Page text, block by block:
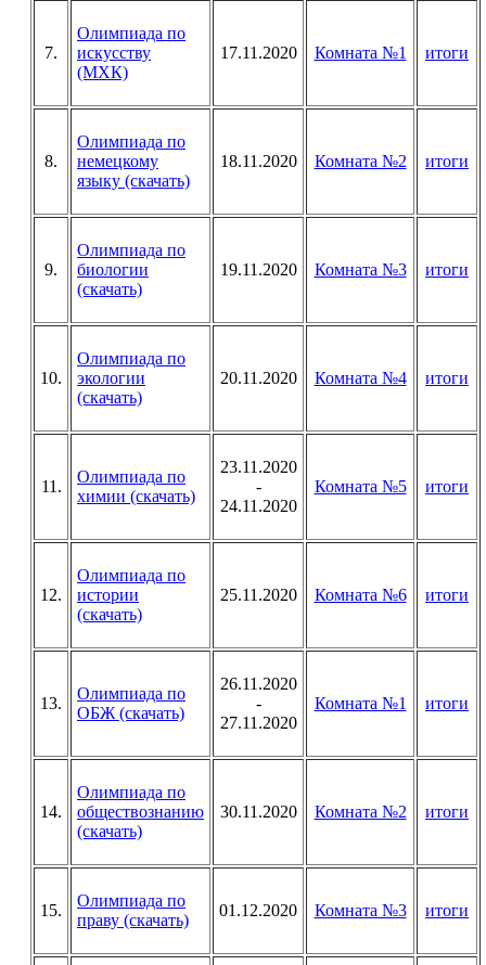
7.
Олимпиада по
искусству
(МХК)
17.11.2020 Комната №1 итоги
8.
Олимпиада по
немецкому
языку (скачать)
18.11.2020 Комната №2 итоги
9.
Олимпиада по
биологии
(скачать)
19.11.2020 Комната №3 итоги
10.
Олимпиада по
экологии
(скачать)
20.11.2020 Комната №4 итоги
11.
Олимпиада по
химии (скачать)
23.11.2020
-
24.11.2020
Комната №5 итоги
12.
Олимпиада по
истории
(скачать)
25.11.2020 Комната №6 итоги
13.
Олимпиада по
ОБЖ (скачать)
26.11.2020
-
27.11.2020
Комната №1 итоги
14.
Олимпиада по
обществознанию
(скачать)
30.11.2020 Комната №2 итоги
15.
Олимпиада по
праву (скачать)
01.12.2020 Комната №3 итоги